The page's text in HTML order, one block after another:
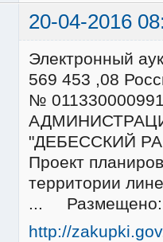
20-04-2016
Электронный
569 453 ,08
№
"ДЕБЕССКИЙ
Проект
территории
... Размещено:
http://